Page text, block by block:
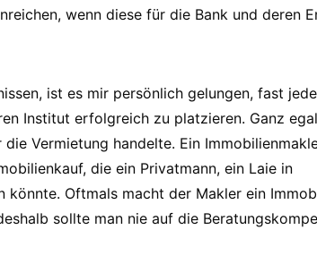
wenn diese für die Bank und deren
ist es mir persönlich gelungen, fast
Institut erfolgreich zu platzieren. Ganz
Vermietung handelte. Ein
die ein Privatmann, ein Laie in
könnte. Oftmals macht der Makler ein
sollte man nie auf die